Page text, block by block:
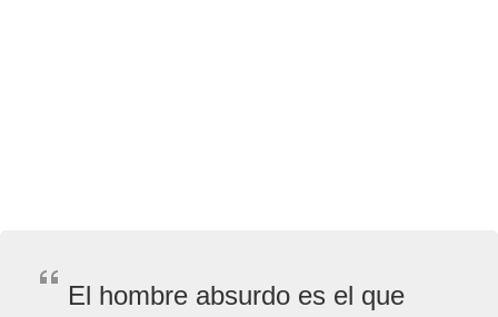
El hombre absurdo es el que